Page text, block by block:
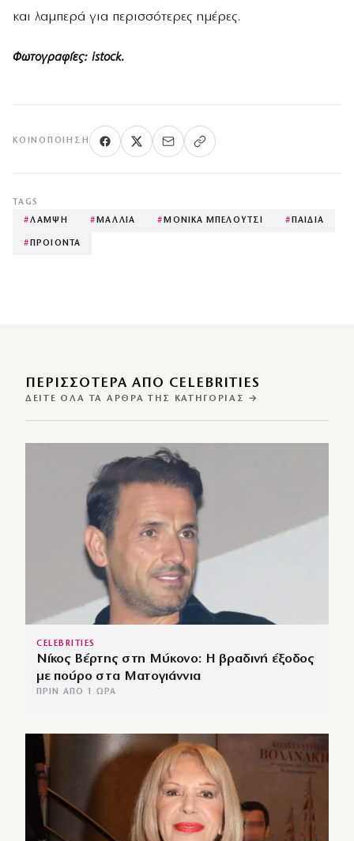
και λαμπερά για περισσότερες ημέρες.
Φωτογραφίες: istock.
ΚΟΙΝΟΠΟΊΗΣΗ
TAGS
#ΛΑΜΨΗ # ΜΑΛΛΙΑ # ΜΟΝΙΚΑ ΜΠΕΛΟΥΤΣΙ # ΠΑΙΔΙΑ
# ΠΡΟΙΟΝΤΑ
ΠΕΡΙΣΣΌΤΕΡΑ ΑΠΌ CELEBRITIES
ΔΕΊΤΕ ΌΛΑ ΤΑ ΆΡΘΡΑ ΤΗΣ ΚΑΤΗΓΟΡΊΑΣ →
CELEBRITIES
Νίκος Βέρτης στη Μύκονο: Η βραδινή έξοδος
με πούρο στα Ματογιάννια
ΠΡΙΝ ΑΠΌ 1 ΏΡΑ